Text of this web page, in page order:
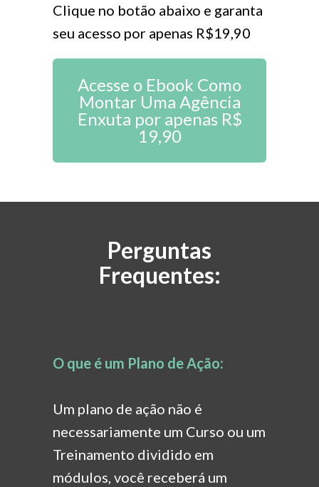
Clique no botão abaixo e garanta
seu acesso por apenas R$19,90
Acesse o Ebook Como
Montar Uma Agência
Enxuta por apenas R$
19,90
Perguntas
Frequentes:
O que é um Plano de Ação:
Um plano de ação não é
necessariamente um Curso ou um
Treinamento dividido em
módulos, você receberá um